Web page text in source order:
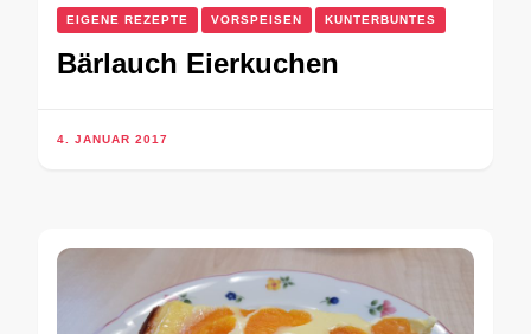
EIGENE REZEPTE VORSPEISEN KUNTERBUNTES
Bärlauch Eierkuchen
4. JANUAR 2017